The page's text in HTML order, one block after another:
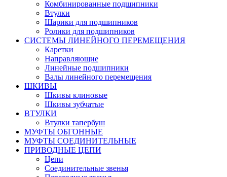
Комбинированные подшипники
Втулки
Шарики для подшипников
Ролики для подшипников
СИСТЕМЫ ЛИНЕЙНОГО ПЕРЕМЕЩЕНИЯ
Каретки
Направляющие
Линейные подшипники
Валы линейного перемещения
ШКИВЫ
Шкивы клиновые
Шкивы зубчатые
ВТУЛКИ
Втулки тапербуш
МУФТЫ ОБГОННЫЕ
МУФТЫ СОЕДИНИТЕЛЬНЫЕ
ПРИВОДНЫЕ ЦЕПИ
Цепи
Соединительные звенья